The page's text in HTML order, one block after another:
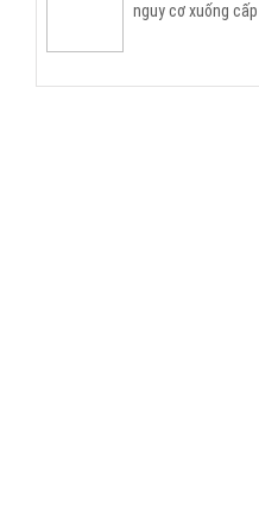
nguy cơ xuống cấp